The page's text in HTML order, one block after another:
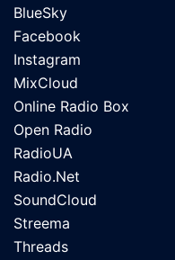
BlueSky
Facebook
Instagram
MixCloud
Online Radio Box
Open Radio
RadioUA
Radio.Net
SoundCloud
Streema
Threads